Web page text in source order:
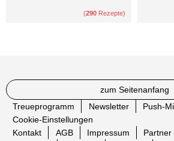
(290 Rezepte)
zum Seitenanfang
Treueprogramm
Newsletter
Push-
Cookie-Einstellungen
Kontakt
AGB Impressum Partner